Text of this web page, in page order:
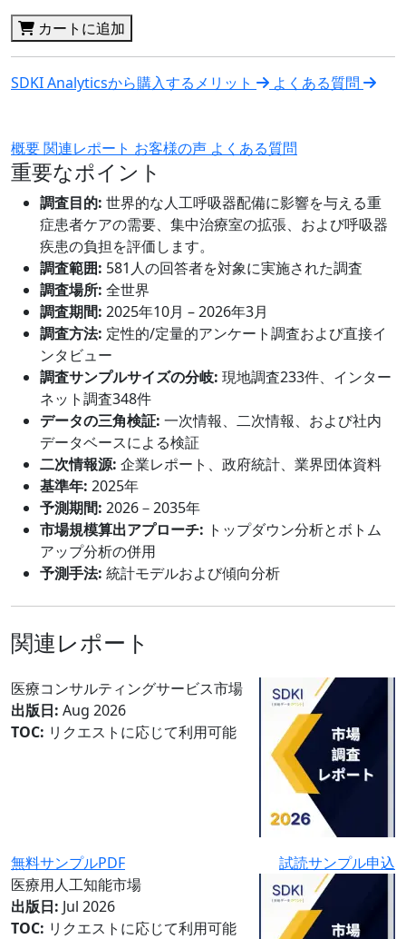
カートに追加
SDKI Analyticsから購入するメリット よくある質問
概要関連レポート お客様の声 よくある質問
重要なポイント
調査目的: 世界的な人工呼吸器配備に影響を与える重
症患者ケアの需要、集中治療室の拡張、および呼吸器
疾患の負担を評価します。
調査範囲: 581人の回答者を対象に実施された調査
調査場所: 全世界
調査期間: 2025年10月 – 2026年3月
調査方法: 定性的/定量的アンケート調査および直接イ
ンタビュー
調査サンプルサイズの分岐: 現地調査233件、インター
ネット調査348件
データの三角検証: 一次情報、二次情報、および社内
データベースによる検証
二次情報源: 企業レポート、政府統計、業界団体資料
基準年: 2025年
予測期間: 2026－2035年
市場規模算出アプローチ: トップダウン分析とボトム
アップ分析の併用
予測手法: 統計モデルおよび傾向分析
関連レポート
医療コンサルティングサービス市場
出版日: Aug 2026
TOC: リクエストに応じて利用可能
無料サンプルPDF
試読サンプル申込
医療用人工知能市場
出版日: Jul 2026
TOC: リクエストに応じて利用可能